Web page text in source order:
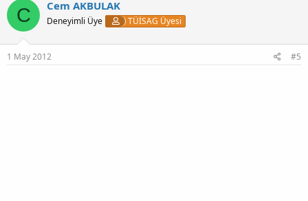
i
l
e
r
:
C Cem AKBULAK
Deneyimli Üye TÜİSAG Üyesi
1 May 2012 #5